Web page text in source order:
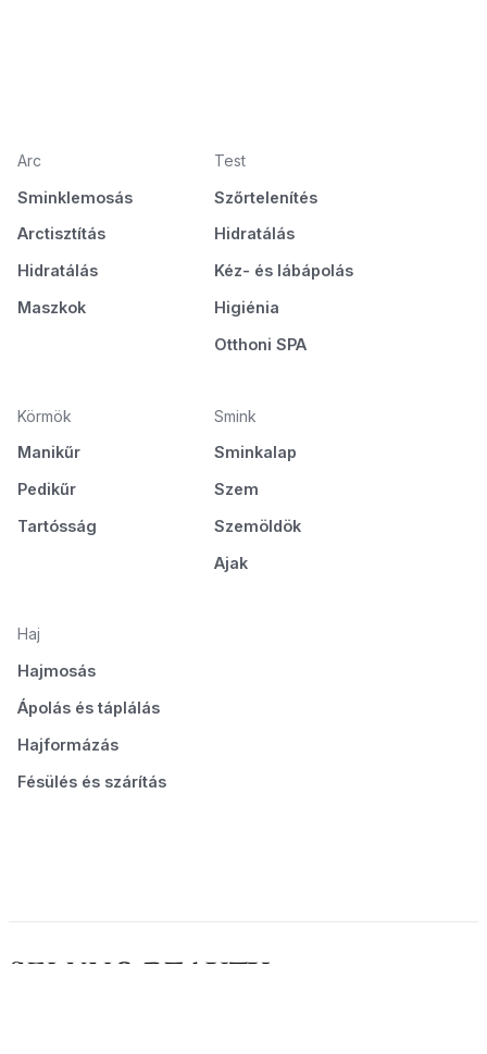
Arc
Sminklemosás
Arctisztítás
Hidratálás
Maszkok
Test
Szőrtelenítés
Hidratálás
Kéz- és lábápolás
Higiénia
Otthoni SPA
Körmök
Manikűr
Pedikűr
Tartósság
Smink
Sminkalap
Szem
Szemöldök
Ajak
Haj
Hajmosás
Ápolás és táplálás
Hajformázás
Fésülés és szárítás